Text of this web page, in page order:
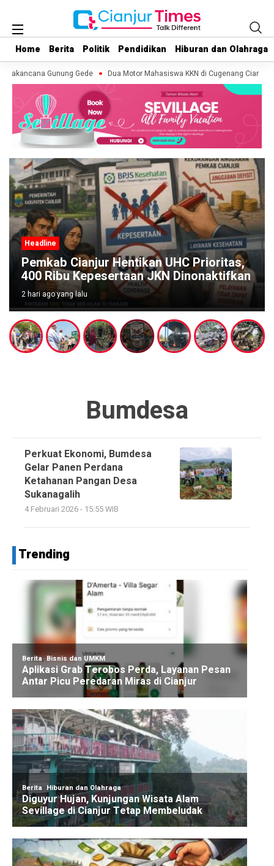
Home Berita Politik Pendidikan Hiburan dan Olahraga
Home Berita Politik Pendidikan Hiburan dan Olahraga
Gunung Gede Dua Motor Mahasiswa KKN di Cugenang Cianjur
Headline
Pabrik Pengolahan Ban Bekas di
Sukaluyu Cianjur Alami Kebakaran,
Diduga Berawal dari Boiler
3 hari ago yang lalu
Bumdesa
Perkuat Ekonomi, Bumdesa
Gelar Panen Perdana
Ketahanan Pangan Desa
Sukanagalih
4 Februari 2026 - 15:55 WIB
Trending